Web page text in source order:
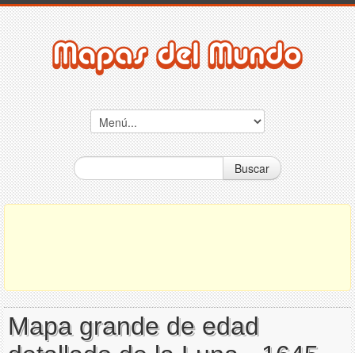
Buscar
Mapa grande de edad